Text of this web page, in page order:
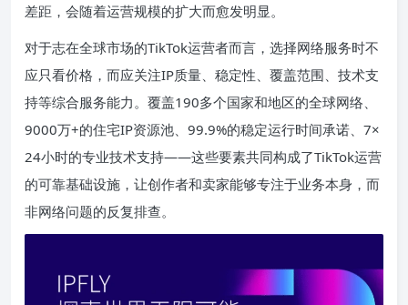
差距，会随着运营规模的扩大而愈发明显。
对于志在全球市场的TikTok运营者而言，选择网络服务时不
应只看价格，而应关注IP质量、稳定性、覆盖范围、技术支
持等综合服务能力。覆盖190多个国家和地区的全球网络、
9000万+的住宅IP资源池、99.9%的稳定运行时间承诺、7×
24小时的专业技术支持——这些要素共同构成了TikTok运营
的可靠基础设施，让创作者和卖家能够专注于业务本身，而
非网络问题的反复排查。